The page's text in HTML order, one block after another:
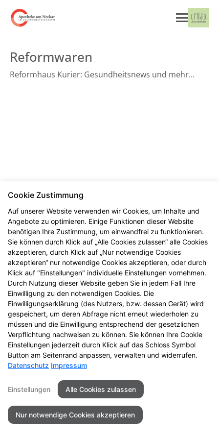
Reformwaren
Reformhaus Kurier: Gesundheitsnews und mehr...
Seitenübersicht Kontakt
Impressum
Datenschutz
Barrierefreiheit
© 2026 Apotheke am Neckar
Cookie Zustimmung
Auf unserer Website verwenden wir Cookies, um Inhalte und
Angebote zu optimieren. Einige Funktionen dieser Website
benötigen Ihre Zustimmung, um einwandfrei zu funktionieren.
Sie können durch Klick auf „Alle Cookies zulassen“ alle Cookies
akzeptieren, durch Klick auf „Nur notwendige Cookies
akzeptieren“ nur notwendige Cookies akzeptieren, oder durch
Klick auf "Einstellungen" individuelle Einstellungen vornehmen.
Durch Nutzung dieser Website geben Sie in jedem Fall Ihre
Einwilligung zu den notwendigen Cookies. Die
Einwilligungserklärung (des Nutzers, bzw. dessen Gerät) wird
gespeichert, um deren Abfrage nicht erneut wiederholen zu
müssen und die Einwilligung entsprechend der gesetzlichen
Verpflichtung nachweisen zu können. Sie können Ihre Cookie
Einstellungen jederzeit durch Klick auf das Schloss Symbol
Button am Seitenrand anpassen, verwalten und widerrufen.
Datenschutz Impressum
Einstellungen Alle Cookies zulassen
Nur notwendige Cookies akzeptieren